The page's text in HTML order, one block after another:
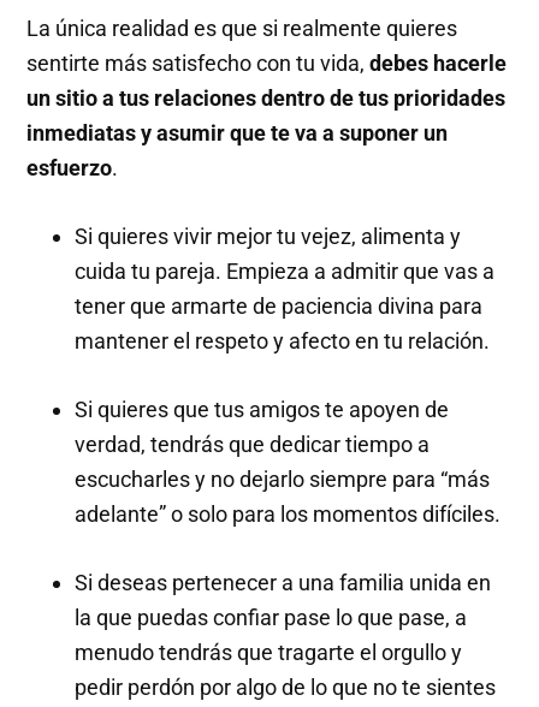
La única realidad es que si realmente quieres
sentirte más satisfecho con tu vida,debes hacerle
un sitio a tus relaciones dentro de tus prioridades
inmediatas y asumir que te va a suponer un
esfuerzo.
Si quieres vivir mejor tu vejez, alimenta y
cuida tu pareja. Empieza a admitir que vas a
tener que armarte de paciencia divina para
mantener el respeto y afecto en tu relación.
Si quieres que tus amigos te apoyen de
verdad, tendrás que dedicar tiempo a
escucharles y no dejarlo siempre para “más
adelante” o solo para los momentos difíciles.
Si deseas pertenecer a una familia unida en
la que puedas confiar pase lo que pase, a
menudo tendrás que tragarte el orgullo y
pedir perdón por algo de lo que no te sientes